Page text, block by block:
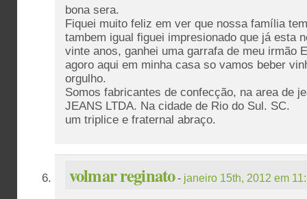
bona sera.
Fiquei muito feliz em ver que nossa família
tambem igual figuei impresionado que já esta
vinte anos, ganhei uma garrafa de meu irmão
agoro aqui em minha casa so vamos beber
orgulho.
Somos fabricantes de confecção, na area de
JEANS LTDA. Na cidade de Rio do Sul. SC.
um triplice e fraternal abraço.
volmar reginato- janeiro 15th, 2012 em